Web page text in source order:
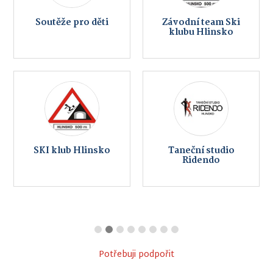
Soutěže pro děti Závodní team Ski
klubu Hlinsko
SKI klub Hlinsko Taneční studio
Ridendo
Potřebuji podpořit